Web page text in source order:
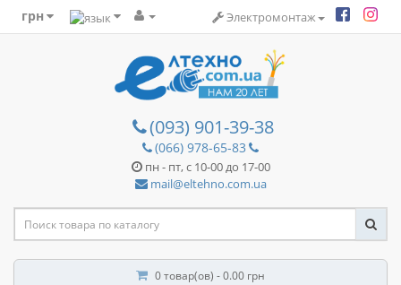
грн Электромонтаж
(093) 901-39-38
(066) 978-65-83
пн - пт, с 10-00 до 17-00
mail@eltehno.com.ua
0 товар(ов) - 0.00 грн